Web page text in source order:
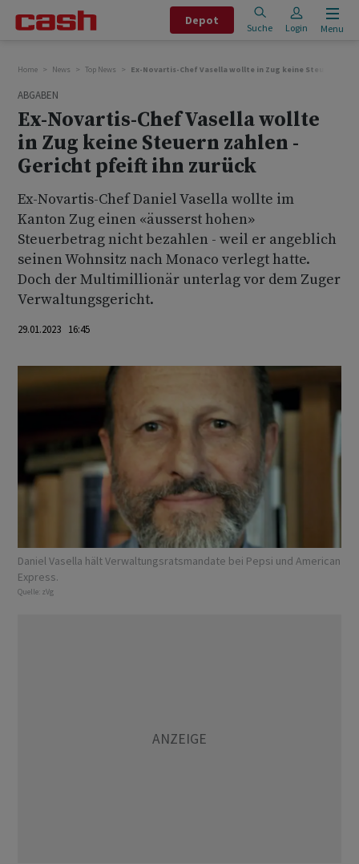
Depot
Suche Login Menu
Home News Top News Ex-Novartis-Chef Vasella wollte in Zug keine Steuern
ABGABEN
Ex-Novartis-Chef Vasella wollte
in Zug keine Steuern zahlen -
Gericht pfeift ihn zurück
Ex-Novartis-Chef Daniel Vasella wollte im
Kanton Zug einen «äusserst hohen»
Steuerbetrag nicht bezahlen - weil er angeblich
seinen Wohnsitz nach Monaco verlegt hatte.
Doch der Multimillionär unterlag vor dem Zuger
Verwaltungsgericht.
29.01.2023 16:45
Daniel Vasella hält Verwaltungsratsmandate bei Pepsi und American
Express.
Quelle: zVg